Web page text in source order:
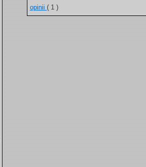
opinii ( 1 )